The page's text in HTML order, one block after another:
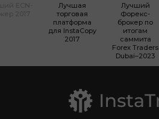
Лучшая
торговая
платформа
для InstaCopy
2017
Лучший
Форекс-
брокер по
итогам
саммита
Forex Traders
Dubai–2023